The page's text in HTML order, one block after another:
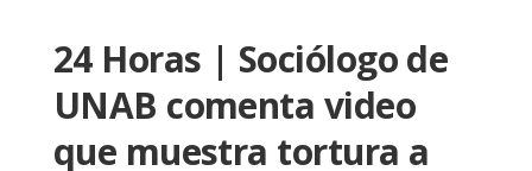
24 Horas | Sociólogo de
UNAB comenta video
que muestra tortura a